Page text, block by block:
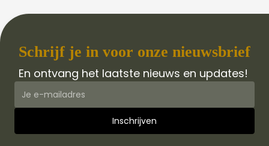
Schrijf je in voor onze nieuwsbrief
En ontvang het laatste nieuws en updates!